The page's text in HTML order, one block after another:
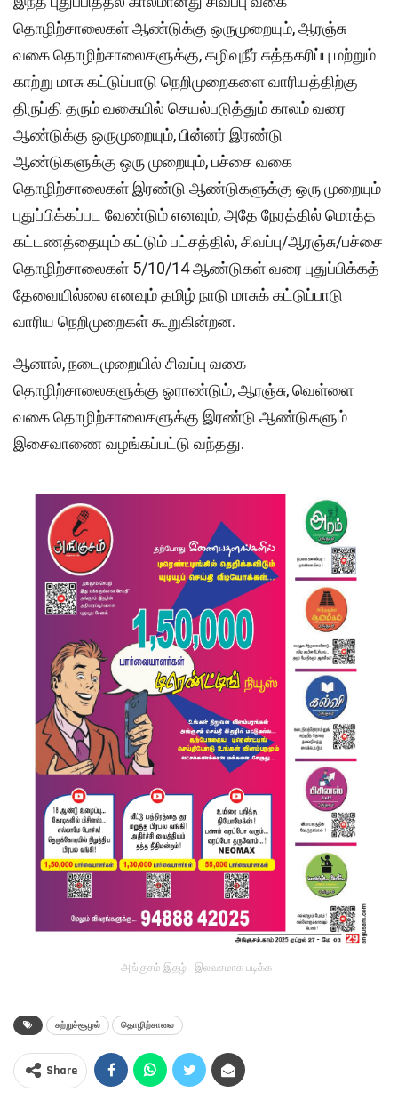
தொழிற்சாலைகள் ஆண்டுக்கு ஒருமுறையும், ஆரஞ்சு
வகை தொழிற்சாலைகளுக்கு, கழிவுநீர் சுத்தகரிப்பு மற்றும்
காற்று மாசு கட்டுப்பாடு நெறிமுறைகளை வாரியத்திற்கு
திருப்தி தரும் வகையில் செயல்படுத்தும் காலம் வரை
ஆண்டுக்கு ஒருமுறையும், பின்னர் இரண்டு
ஆண்டுகளுக்கு ஒரு முறையும், பச்சை வகை
தொழிற்சாலைகள் இரண்டு ஆண்டுகளுக்கு ஒரு முறையும்
புதுப்பிக்கப்பட வேண்டும் எனவும், அதே நேரத்தில் மொத்த
கட்டணத்தையும் கட்டும் பட்சத்தில், சிவப்பு/ஆரஞ்சு/பச்சை
தொழிற்சாலைகள் 5/10/14 ஆண்டுகள் வரை புதுப்பிக்கத்
தேவையில்லை எனவும் தமிழ் நாடு மாசுக் கட்டுப்பாடு
வாரிய நெறிமுறைகள் கூறுகின்றன.
ஆனால், நடைமுறையில் சிவப்பு வகை
தொழிற்சாலைகளுக்கு ஓராண்டும், ஆரஞ்சு, வெள்ளை
வகை தொழிற்சாலைகளுக்கு இரண்டு ஆண்டுகளும்
இசைவாணை வழங்கப்பட்டு வந்தது.
அங்குசம் இதழ் - இலவசமாக படிக்க -
சுற்றுச்சூழல் தொழிற்சாலை
Share